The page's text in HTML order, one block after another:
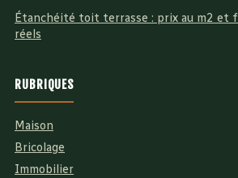
Étanchéité toit terrasse : prix au m2 et
réels
RUBRIQUES
Maison
Bricolage
Immobilier